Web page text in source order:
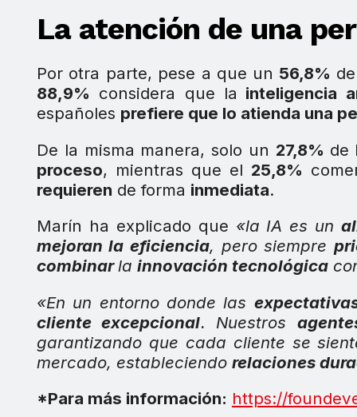
La atención de una
Por otra parte, pese a que un 56,8%
88,9% considera que la inteligencia
españoles prefiere que lo atienda una
De la misma manera, solo un 27,8% de
proceso, mientras que el 25,8%
requieren de forma inmediata.
Marín ha explicado que «la IA es un
mejoran la eficiencia, pero siempre
combinarla innovación tecnológica
«En un entorno donde las
cliente excepcional. Nuestros
garantizando que cada cliente se
mercado, estableciendo relaciones
*Para más información: https://